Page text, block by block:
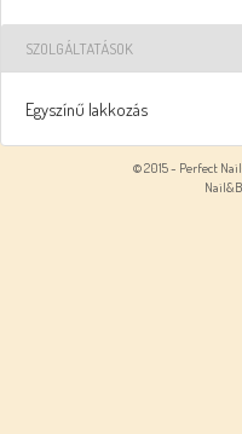
SZOLGÁLTATÁSOK
Egyszínű lakkozás
© 2015 - Perfect